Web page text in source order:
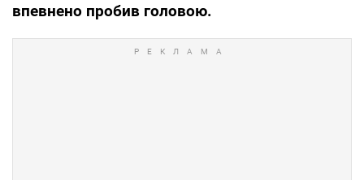
впевнено пробив головою.